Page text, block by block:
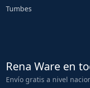
Tumbes
Rena Ware en
Envío gratis a nivel